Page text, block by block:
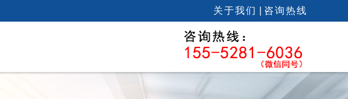
关于我们 咨询热线